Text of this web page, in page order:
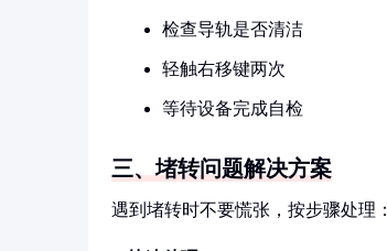
检查导轨是否清洁
轻触右移键两次
等待设备完成自检
三、堵转问题解决方案
遇到堵转时不要慌张，按步骤处理：